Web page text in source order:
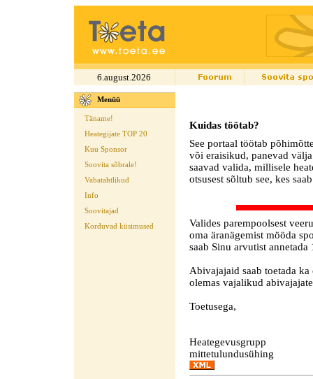
6.august.2026
Menüü
Täname!
Heategijate TOP 20
Kuu Sponsor
Soovita sõbrale!
Vabatahtlikud
Info
Soovitajad
Korduvad küsimused
Kuidas töötab?
See portaal töötab
või eraisikud, panevad
saavad valida, millisele
otsusest sõltub see, kes
Valides parempoolsest
oma äranägemist mööda
saab Sinu arvutist
Abivajajaid saab toetada
olemas vajalikud
Toetusega,
Heategevusgrupp
mittetulundusühing